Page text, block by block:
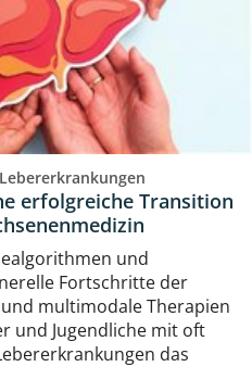
erfolgreiche Transition
und
Fortschritte der
multimodale Therapien
und Jugendliche mit oft
das